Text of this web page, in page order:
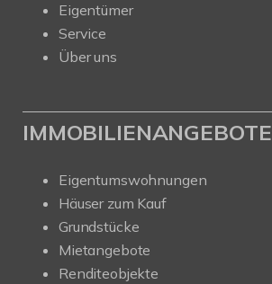
Eigentümer
Service
Über uns
IMMOBILIENANGEBOTE
Eigentumswohnungen
Häuser zum Kauf
Grundstücke
Mietangebote
Renditeobjekte